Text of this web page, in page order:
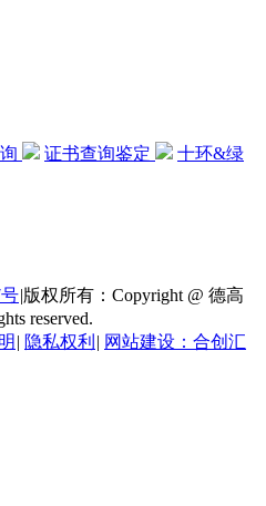
证书查询鉴定
十环&绿
|版权所有：Copyright @ 德高
reserved.
| 隐私权利 | 网站建设：合创汇